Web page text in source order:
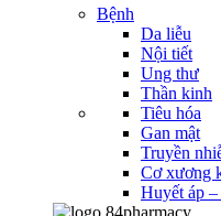
Bệnh
Da liễu
Nội tiết
Ung thư
Thần kinh
Tiêu hóa
Gan mật
Truyền
Cơ xương
Huyết áp